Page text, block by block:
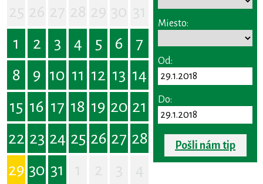
1
2 3 4 5 6
7
8
9 10 11 12 13 14
15 16 17 18 19 20 21
22 23 24 25 26 27 28
29 30 31
Miesto:
Od:
Do:
Pošli nám tip